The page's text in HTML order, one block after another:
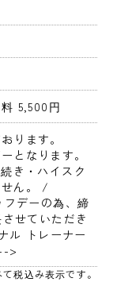
5,500円
ります。
となります。
き・ハイスク
せん。 /
デーの為、締
せていただき
ル トレーナー
>
税込み表示です。